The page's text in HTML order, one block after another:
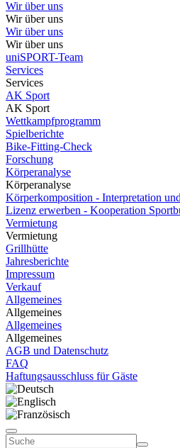
Wir über uns
Wir über uns
Wir über uns
Wir über uns
uniSPORT-Team
Services
Services
AK Sport
AK Sport
Wettkampfprogramm
Spielberichte
Bike-Fitting-Check
Forschung
Körperanalyse
Körperanalyse
Körperkomposition - Interpretation
Lizenz erwerben - Kooperation
Vermietung
Vermietung
Grillhütte
Jahresberichte
Impressum
Verkauf
Allgemeines
Allgemeines
Allgemeines
Allgemeines
AGB und Datenschutz
FAQ
Haftungsausschluss für Gäste